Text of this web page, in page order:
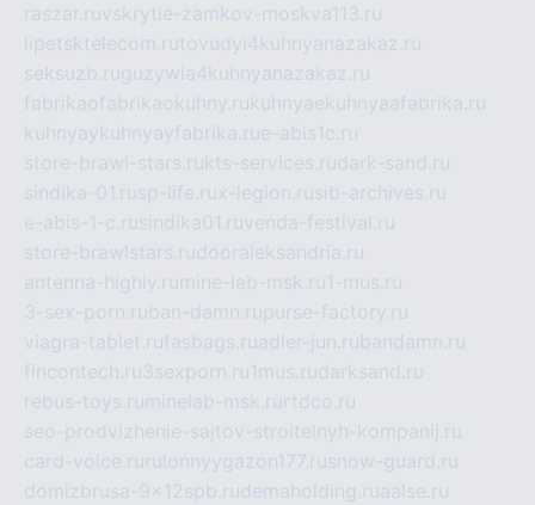
raszar.ruvskrytie-zamkov-moskva113.ru
lipetsktelecom.rutovudyi4kuhnyanazakaz.ru
seksuzb.ruguzywia4kuhnyanazakaz.ru
fabrikaofabrikaokuhny.rukuhnyaekuhnyaafabrika.ru
kuhnyaykuhnyayfabrika.rue-abis1c.ru
store-brawl-stars.rukts-services.rudark-sand.ru
sindika-01.rusp-life.rux-legion.rusib-archives.ru
e-abis-1-c.rusindika01.ruvenda-festival.ru
store-brawlstars.rudooraleksandria.ru
antenna-highly.ru mine-lab-msk.ru1-mus.ru
3-sex-porn.ruban-damn.rupurse-factory.ru
viagra-tablet.rufasbags.ruadler-jun.rubandamn.ru
fincontech.ru3sexporn.ru1mus.rudarksand.ru
rebus-toys.ru minelab-msk.ru rtdco.ru
seo-prodvizhenie-sajtov-stroitelnyh-kompanij.ru
card-voice.ru rulonnyygazon177.rusnow-guard.ru
domizbrusa-9x12spb.rudemaholding.ruaalse.ru